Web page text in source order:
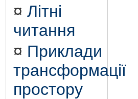
¤ Літні
читання
¤ Приклади
трансформації
простору